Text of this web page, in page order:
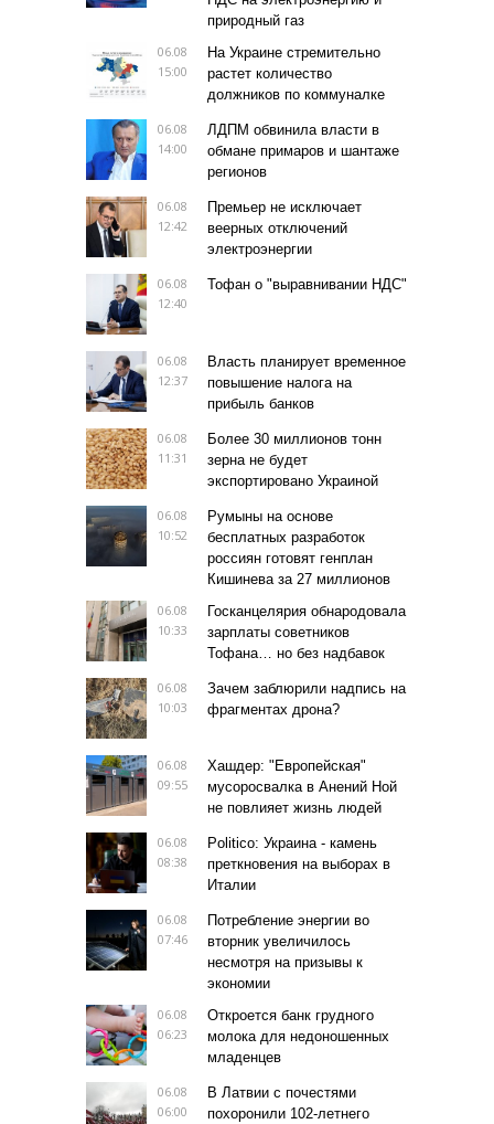
природный газ
06.08
15:00
На Украине стремительно
растет количество
должников по коммуналке
06.08
14:00
ЛДПМ обвинила власти в
обмане примаров и шантаже
регионов
06.08
12:42
Премьер не исключает
веерных отключений
электроэнергии
06.08
12:40
Тофан о "выравнивании НДС"
06.08
12:37
Власть планирует временное
повышение налога на
прибыль банков
06.08
11:31
Более 30 миллионов тонн
зерна не будет
экспортировано Украиной
06.08
10:52
Румыны на основе
бесплатных разработок
россиян готовят генплан
Кишинева за 27 миллионов
06.08
10:33
Госканцелярия обнародовала
зарплаты советников
Тофана… но без надбавок
06.08
10:03
Зачем заблюрили надпись на
фрагментах дрона?
06.08
09:55
Хашдер: "Европейская"
мусоросвалка в Анений Ной
не повлияет жизнь людей
06.08
08:38
Politico: Украина - камень
преткновения на выборах в
Италии
06.08
07:46
Потребление энергии во
вторник увеличилось
несмотря на призывы к
экономии
06.08
06:23
Откроется банк грудного
молока для недоношенных
младенцев
06.08
06:00
В Латвии с почестями
похоронили 102-летнего